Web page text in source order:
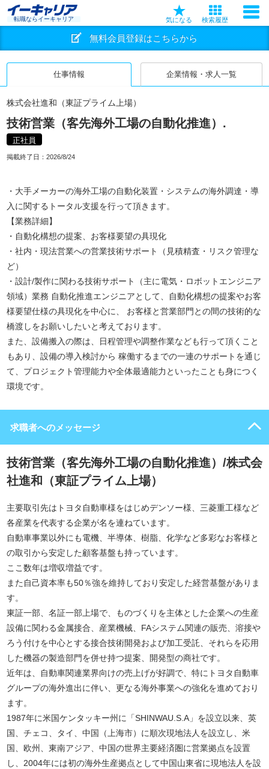
転職ならイーキャリア 気になる 検索履歴
無料会員登録はこちらから
仕事情報 企業情報・求人一覧
株式会社進和（東証プライム上場）
技術営業（客先海外工場の自動化推進）.
正社員
掲載終了日： 2026/8/24
・大手メーカーの海外工場の自動化装置・システムの海外調達・導
入に関するトータル支援を行って頂きます。
【業務詳細】
・自動化構想の提案、お客様要望の具現化
・社内・現法営業への営業技術サポート（見積精査・リスク管理な
ど）
・設計/製作に関わる技術サポート（主に電気・ロボットエンジニア
領域）業務 自動化推進エンジニアとして、自動化構想の提案やお客
様要望仕様の具現化を中心に、 お客様と営業部門との間の技術的な
橋渡しをお願いしたいと考えております。
また、設備搬入の際は、日程管理や調整作業なども行って頂くこと
もあり、設備の導入検討から 稼働するまでの一連のサポートを通じ
て、プロジェクト管理能力や全体最適能力といったことも身につく
環境です。
求職者へのメッセージ
技術営業（客先海外工場の自動化推進）/株式会
社進和（東証プライム上場）
主要取引先はトヨタ自動車様をはじめデンソー様、三菱重工様など
各産業を代表する企業が名を連ねています。
自動車事業以外にも電機、半導体、樹脂、化学など多彩なお客様と
の取引から安定した顧客基盤も持っています。
ここ数年は増収増益です。
また自己資本率も50％強を維持しており安定した経営基盤がありま
す。
東証一部、名証一部上場で、ものづくりを主体とした企業への生産
設備に関わる金属接合、産業機械、FAシステム関連の販売、溶接や
ろう付けを中心とする接合技術開発および加工受託、それらを応用
した機器の製造部門を併せ持つ提案、開発型の商社です。
近年は、自動車関連業界向けの売上げが好調で、特にトヨタ自動車
グループの海外進出に伴い、更なる海外事業への強化を進めており
ます。
1987年に米国ケンタッキー州に「SHINWAU.S.A」を設立以来、英
国、チェコ、タイ、中国（上海市）に順次現地法人を設立し、米
国、欧州、東南アジア、中国の世界主要経済圏に営業拠点を設置
し、2004年には初の海外生産拠点として中国山東省に現地法人を設